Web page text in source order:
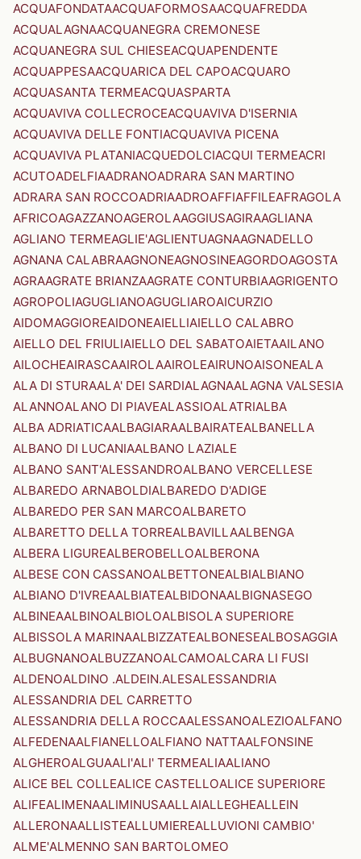
ACQUAFONDATAACQUAFORMOSAACQUAFREDDA
ACQUALAGNAACQUANEGRA CREMONESE
ACQUANEGRA SUL CHIESEACQUAPENDENTE
ACQUAPPESAACQUARICA DEL CAPOACQUARO
ACQUASANTA TERMEACQUASPARTA
ACQUAVIVA COLLECROCEACQUAVIVA D'ISERNIA
ACQUAVIVA DELLE FONTIACQUAVIVA PICENA
ACQUAVIVA PLATANIACQUEDOLCIACQUI TERMEACRI
ACUTOADELFIAADRANOADRARA SAN MARTINO
ADRARA SAN ROCCOADRIAADROAFFIAFFILEAFRAGOLA
AFRICOAGAZZANOAGEROLAAGGIUSAGIRAAGLIANA
AGLIANO TERMEAGLIE'AGLIENTUAGNAAGNADELLO
AGNANA CALABRAAGNONEAGNOSINEAGORDOAGOSTA
AGRAAGRATE BRIANZAAGRATE CONTURBIAAGRIGENTO
AGROPOLIAGUGLIANOAGUGLIAROAICURZIO
AIDOMAGGIOREAIDONEAIELLIAIELLO CALABRO
AIELLO DEL FRIULIAIELLO DEL SABATOAIETAAILANO
AILOCHEAIRASCAAIROLAAIROLEAIRUNOAISONEALA
ALA DI STURAALA' DEI SARDIALAGNAALAGNA VALSESIA
ALANNOALANO DI PIAVEALASSIOALATRIALBA
ALBA ADRIATICAALBAGIARAALBAIRATEALBANELLA
ALBANO DI LUCANIAALBANO LAZIALE
ALBANO SANT'ALESSANDROALBANO VERCELLESE
ALBAREDO ARNABOLDIALBAREDO D'ADIGE
ALBAREDO PER SAN MARCOALBARETO
ALBARETTO DELLA TORREALBAVILLAALBENGA
ALBERA LIGUREALBEROBELLOALBERONA
ALBESE CON CASSANOALBETTONEALBIALBIANO
ALBIANO D'IVREAALBIATEALBIDONAALBIGNASEGO
ALBINEAALBINOALBIOLOALBISOLA SUPERIORE
ALBISSOLA MARINAALBIZZATEALBONESEALBOSAGGIA
ALBUGNANOALBUZZANOALCAMOALCARA LI FUSI
ALDENOALDINO .ALDEIN.ALESALESSANDRIA
ALESSANDRIA DEL CARRETTO
ALESSANDRIA DELLA ROCCAALESSANOALEZIOALFANO
ALFEDENAALFIANELLOALFIANO NATTAALFONSINE
ALGHEROALGUAALI'ALI' TERMEALIAALIANO
ALICE BEL COLLEALICE CASTELLOALICE SUPERIORE
ALIFEALIMENAALIMINUSAALLAIALLEGHEALLEIN
ALLERONAALLISTEALLUMIEREALLUVIONI CAMBIO'
ALME'ALMENNO SAN BARTOLOMEO